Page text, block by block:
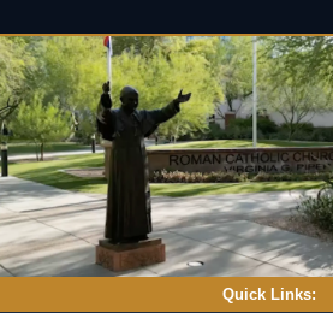
Quick Links: